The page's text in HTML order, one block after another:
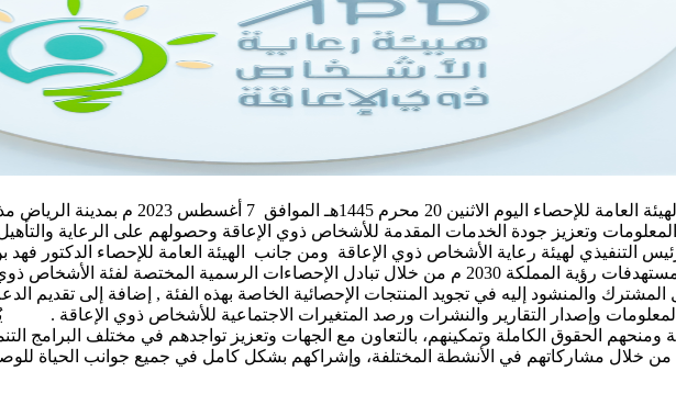
وقعت هيئة رعاية الأشخاص ذوي الإعاقة
وتعزيز جودة الخدمات المقدمة للأشخاص ذوي الإعاقة وحصولهم على الرعاية
التنفيذي لهيئة رعاية الأشخاص ذوي الإعاقة ومن جانب الهيئة العامة للإحصاء الدكتور
لتعزيز دور التكامل بين الجهتين في تحقيق مستهدفات رؤية المملكة 2030 م من خلال تبادل
والمنشود إليه في تجويد المنتجات الإحصائية الخاصة بهذه الفئة , إضافة إلى تقديم
والمعلومات وإصدار التقارير والنشرات ورصد المتغيرات الاجتماعية للأشخاص ذوي
ومنحهم الحقوق الكاملة وتمكينهم، بالتعاون مع الجهات وتعزيز تواجدهم في مختلف البرامج
من خلال مشاركاتهم في الأنشطة المختلفة، وإشراكهم بشكل كامل في جميع جوانب الحياة